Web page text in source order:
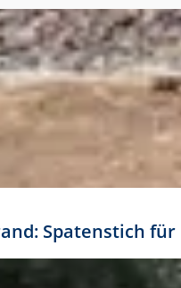
Spatenstich